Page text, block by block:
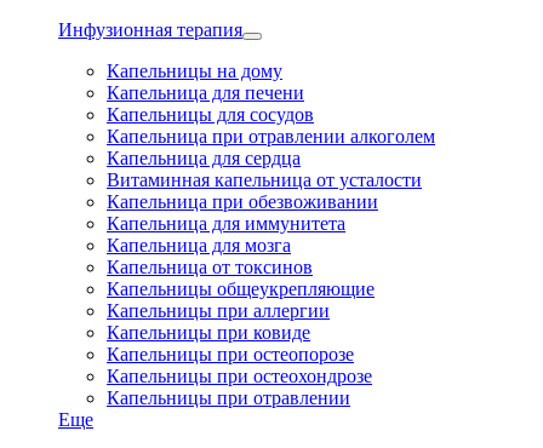
Инфузионная терапия
Капельницы на дому
Капельница для печени
Капельницы для сосудов
Капельница при отравлении алкоголем
Капельница для сердца
Витаминная капельница от усталости
Капельница при обезвоживании
Капельница для иммунитета
Капельница для мозга
Капельница от токсинов
Капельницы общеукрепляющие
Капельницы при аллергии
Капельницы при ковиде
Капельницы при остеопорозе
Капельницы при остеохондрозе
Капельницы при отравлении
Еще